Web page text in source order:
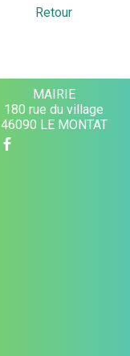
Retour
MAIRIE
180 rue du village
46090 LE MONTAT